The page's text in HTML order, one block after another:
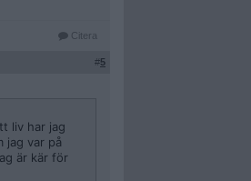
Citera
#5
liv har jag
jag var på
är kär för